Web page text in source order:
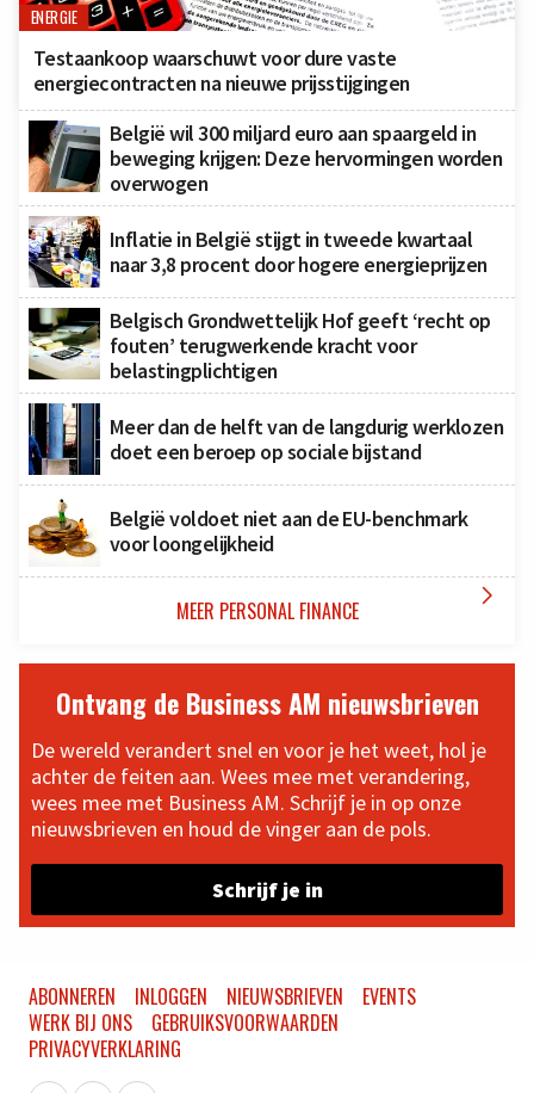
ENERGIE
Testaankoop waarschuwt voor dure vaste
energiecontracten na nieuwe prijsstijgingen
België wil 300 miljard euro aan spaargeld in
beweging krijgen: Deze hervormingen worden
overwogen
Inflatie in België stijgt in tweede kwartaal
naar 3,8 procent door hogere energieprijzen
Belgisch Grondwettelijk Hof geeft ‘recht op
fouten’ terugwerkende kracht voor
belastingplichtigen
Meer dan de helft van de langdurig werklozen
doet een beroep op sociale bijstand
België voldoet niet aan de EU-benchmark
voor loongelijkheid
MEER PERSONAL FINANCE 
Ontvang de Business AM nieuwsbrieven
De wereld verandert snel en voor je het weet, hol je
achter de feiten aan. Wees mee met verandering,
wees mee met Business AM. Schrijf je in op onze
nieuwsbrieven en houd de vinger aan de pols.
Schrijf je in
ABONNEREN INLOGGEN NIEUWSBRIEVEN
EVENTS
WERK BIJ ONS
GEBRUIKSVOORWAARDEN
PRIVACYVERKLARING